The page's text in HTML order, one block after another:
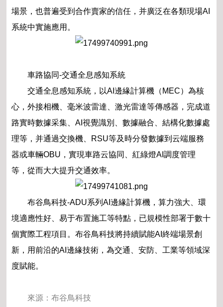
場景，也普遍受到合作賣家的信任，并廣泛在各類現場AI
系統中實施應用。
車路協同-交通全息感知系統
交通全息感知系統，以AI邊緣計算機（MEC）為核
心，外接相機、毫米波雷達、激光雷達等傳感器，完成道
路實時數據采集、AI視覺識別、數據融合、結構化數據處
理等，并通過交換機、RSU等及時分發數據到云端服務
器或車輛OBU，實現車路云協同、紅綠燈AI調度管理
等，從而大大提升交通效率。
布谷鳥科技-ADU系列AI邊緣計算機，算力強大、環
境適應性好、易于布置施工等特點，已規模性部署于數十
個實際工程項目。布谷鳥科技將持續賦能AI終端場景創
新，用前沿的AI邊緣技術，為交通、安防、工業等領域深
度賦能。
來源：布谷鳥科技